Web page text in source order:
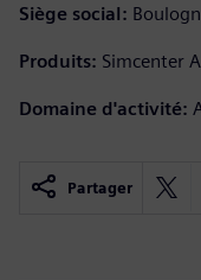
Siège social:
Produits: Simcenter
Domaine d'activité:
Partager